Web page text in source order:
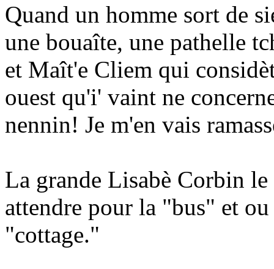
Quand un homme sort de
une bouaîte, une pathelle
et Maît'e Cliem qui
ouest qu'i' vaint ne
nennin! Je m'en vais
La grande Lisabè Corbin
attendre pour la "bus" et
"cottage."